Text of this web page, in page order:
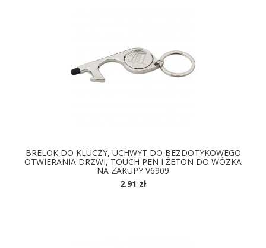
BRELOK DO KLUCZY, UCHWYT DO BEZDOTYKOWEGO
OTWIERANIA DRZWI, TOUCH PEN I ŻETON DO WÓZKA
NA ZAKUPY V6909
2.91 zł